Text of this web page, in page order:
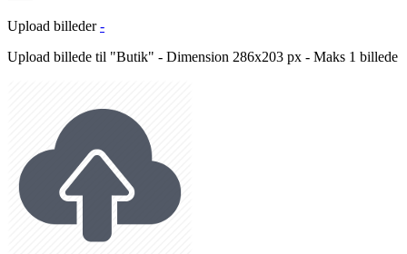
Upload billeder -
Upload billede til "Butik" - Dimension 286x203 px - Maks 1 billede